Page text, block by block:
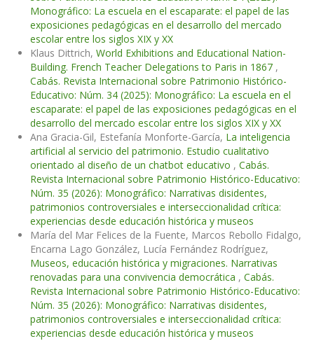
Monográfico: La escuela en el escaparate: el papel de las
exposiciones pedagógicas en el desarrollo del mercado
escolar entre los siglos XIX y XX
Klaus Dittrich, World Exhibitions and Educational Nation-
Building. French Teacher Delegations to Paris in 1867 ,
Cabás. Revista Internacional sobre Patrimonio Histórico-
Educativo: Núm. 34 (2025): Monográfico: La escuela en el
escaparate: el papel de las exposiciones pedagógicas en el
desarrollo del mercado escolar entre los siglos XIX y XX
Ana Gracia-Gil, Estefanía Monforte-García, La inteligencia
artificial al servicio del patrimonio. Estudio cualitativo
orientado al diseño de un chatbot educativo , Cabás.
Revista Internacional sobre Patrimonio Histórico-Educativo:
Núm. 35 (2026): Monográfico: Narrativas disidentes,
patrimonios controversiales e interseccionalidad crítica:
experiencias desde educación histórica y museos
María del Mar Felices de la Fuente, Marcos Rebollo Fidalgo,
Encarna Lago González, Lucía Fernández Rodríguez,
Museos, educación histórica y migraciones. Narrativas
renovadas para una convivencia democrática , Cabás.
Revista Internacional sobre Patrimonio Histórico-Educativo:
Núm. 35 (2026): Monográfico: Narrativas disidentes,
patrimonios controversiales e interseccionalidad crítica:
experiencias desde educación histórica y museos